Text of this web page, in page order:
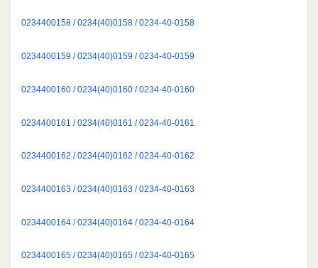
0234400158 / 0234(40)0158 / 0234-40-0158
0234400159 / 0234(40)0159 / 0234-40-0159
0234400160 / 0234(40)0160 / 0234-40-0160
0234400161 / 0234(40)0161 / 0234-40-0161
0234400162 / 0234(40)0162 / 0234-40-0162
0234400163 / 0234(40)0163 / 0234-40-0163
0234400164 / 0234(40)0164 / 0234-40-0164
0234400165 / 0234(40)0165 / 0234-40-0165